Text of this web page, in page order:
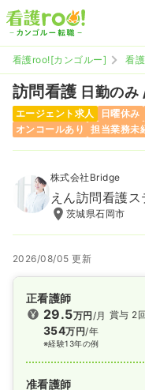
看護roo![カンゴルー] 看
訪問看護 日勤のみ
エージェント求人 日曜休み
オンコールあり
担当業務未
株式会社Bridge
えん訪問看護
茨城県石岡市
2026/08/05 更新
正看護師
29.5万円/月
354万円/年
※経験13年の例
賞与 2
准看護師